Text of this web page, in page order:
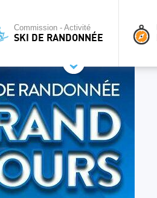
Commission - Activité
SKI DE RANDONNÉE